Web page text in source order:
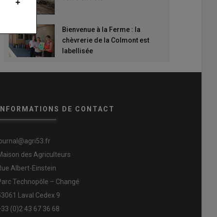
Bienvenue à la Ferme : la
chèvrerie de la Colmont est
labellisée
DE CONTACT
des Agriculteurs
Albert-Einstein
Technopôle – Changé
Laval Cedex 9
(0)2 43 67 36 68